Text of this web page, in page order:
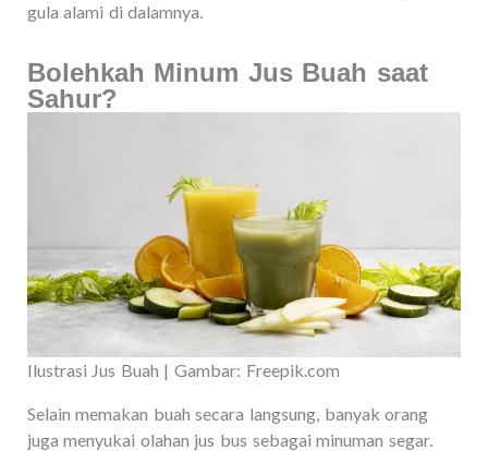
gula alami di dalamnya.
Bolehkah Minum Jus Buah saat
Sahur?
Ilustrasi Jus Buah | Gambar: Freepik.com
Selain memakan buah secara langsung, banyak orang
juga menyukai olahan jus bus sebagai minuman segar.